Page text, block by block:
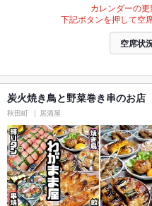
カレンダーの更
下記ボタンを押して空
空席状
炭火焼き鳥と野菜巻き串のお
秋田町 居酒屋